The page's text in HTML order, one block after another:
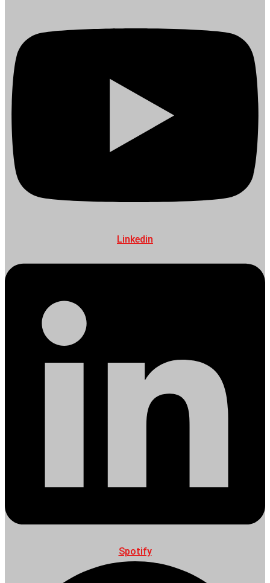
Linkedin
Spotify